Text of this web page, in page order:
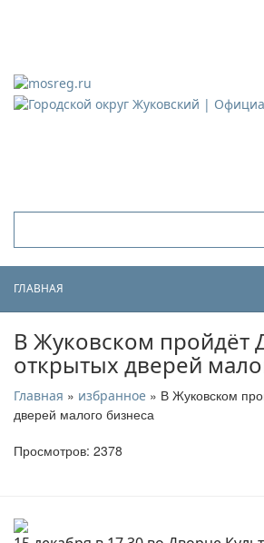
ГЛАВНАЯ
В Жуковском пройдёт
открытых дверей
Главная » избранное » В Жуковском
дверей малого бизнеса
Просмотров: 2378